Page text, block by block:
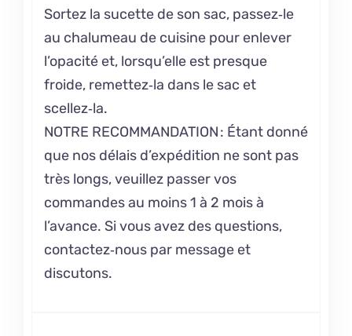
Sortez la sucette de son sac, passez‑le
au chalumeau de cuisine pour enlever
l’opacité et, lorsqu’elle est presque
froide, remettez‑la dans le sac et
scellez‑la.
NOTRE RECOMMANDATION : Étant donné
que nos délais d’expédition ne sont pas
très longs, veuillez passer vos
commandes au moins 1 à 2 mois à
l’avance. Si vous avez des questions,
contactez‑nous par message et
discutons.